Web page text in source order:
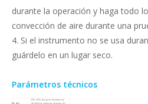
durante la operación y haga todo
convección de aire durante una
4. Si el instrumento no se usa
guárdelo en un lugar seco.
Parámetros técnicos
Modelo
DST-3000 Equipo de laboratorio de
densidad de productos derivados del